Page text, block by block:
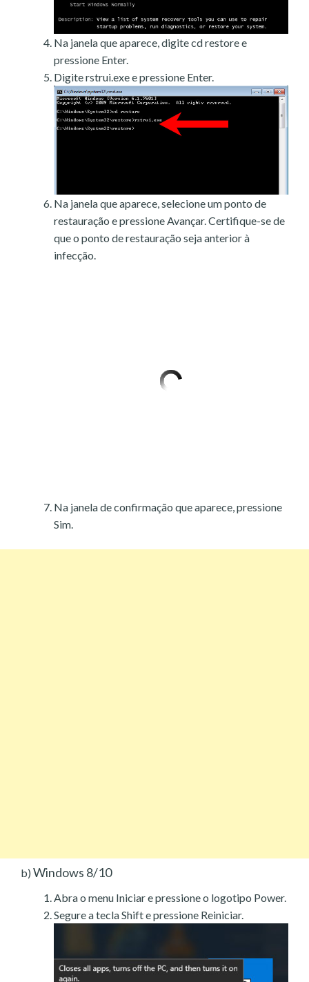
Na janela que aparece, digite cd restore e
pressione Enter.
Digite rstrui.exe e pressione Enter.
Na janela que aparece, selecione um ponto de
restauração e pressione Avançar. Certifique-se de
que o ponto de restauração seja anterior à
infecção.
Na janela de confirmação que aparece, pressione
Sim.
b) Windows 8/10
Abra o menu Iniciar e pressione o logotipo Power.
Segure a tecla Shift e pressione Reiniciar.